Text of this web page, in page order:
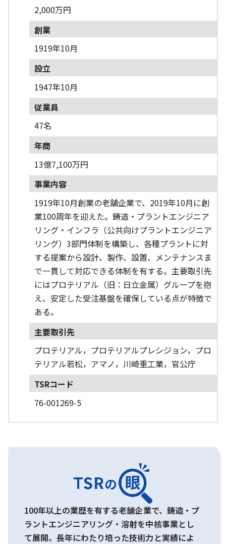
2,000万円
創業
1919年10月
設立
1947年10月
従業員
47名
年商
13億7,100万円
事業内容
1919年10月創業の老舗企業で、2019年10月に創
業100周年を迎えた。鋳造・プラントエンジニア
リング・インフラ（公共向けプラントエンジニア
リング）3部門体制を構築し、各種プラントに対
する提案から設計、製作、設置、メンテナンスま
で一貫して対応できる体制を有する。主要取引先
にはプロテリアル（旧：日立金属）グループを抱
え、安定した受注基盤を確保している点が特徴で
ある。
主要取引先
プロテリアル，プロテリアルプレシジョン，プロ
テリアル若松，アマノ，川崎重工業，官公庁
TSRコード
76-001269-5
100年以上の業歴を有する老舗企業で、鋳造・プ
ラントエンジニアリング・溶射を中核事業とし
て展開。長年にわたり培った技術力と実績によ